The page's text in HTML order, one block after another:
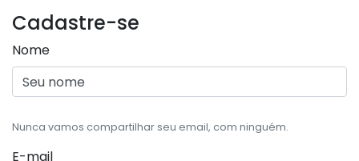
Cadastre-se
Nome
Nunca vamos compartilhar seu email, com ninguém.
E-mail